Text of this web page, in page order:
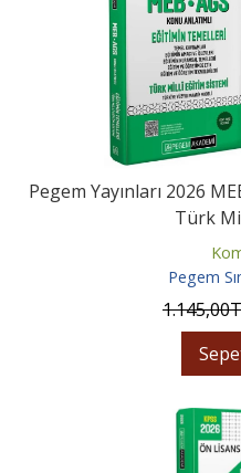
Pegem Yayınları 2026
Türk
Pegem
1.145,00